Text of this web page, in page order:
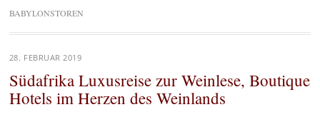
Zum
Inhalt
BABYLONSTOREN
28. FEBRUAR 2019
Südafrika Luxusreise zur Weinlese, Boutique
Hotels im Herzen des Weinlands